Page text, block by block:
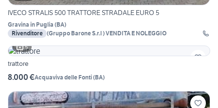
IVECO STRALIS 500 TRATTORE STRADALE EURO 5
Gravina in Puglia (BA)
Rivenditore (Gruppo Barone S.r.l ) VENDITA E NOLEGGIO
5
trattore
8.000 €Acquaviva delle Fonti(BA)